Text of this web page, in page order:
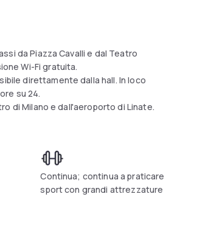
da Piazza Cavalli e dal Teatro
Wi-Fi gratuita.
direttamente dalla hall. In loco
su 24.
di Milano e dall'aeroporto di Linate.
Continua; continua a praticare
sport con grandi attrezzature